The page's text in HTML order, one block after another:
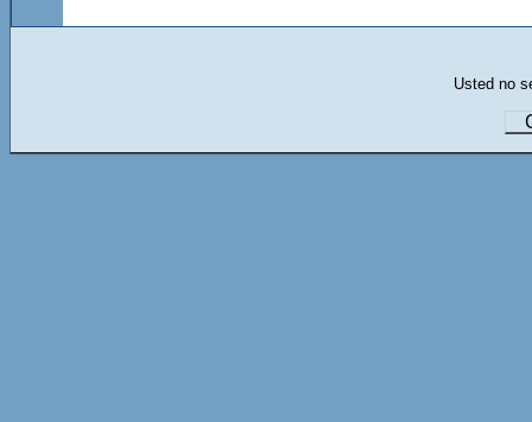
Usted no